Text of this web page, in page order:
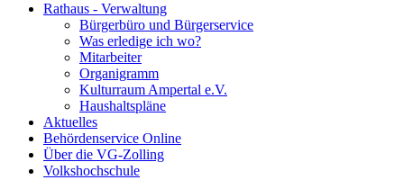
Rathaus - Verwaltung
Bürgerbüro und Bürgerservice
Was erledige ich wo?
Mitarbeiter
Organigramm
Kulturraum Ampertal e.V.
Haushaltspläne
Aktuelles
Behördenservice Online
Über die VG-Zolling
Volkshochschule